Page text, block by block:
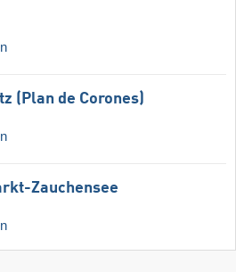
(Plan de Corones)
Zauchensee